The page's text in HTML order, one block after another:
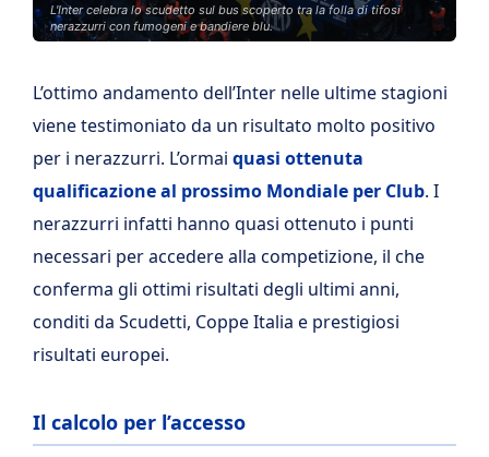
L'Inter celebra lo scudetto sul bus scoperto tra la folla di tifosi
nerazzurri con fumogeni e bandiere blu.
L’ottimo andamento dell’Inter nelle ultime stagioni
viene testimoniato da un risultato molto positivo
per i nerazzurri. L’ormai quasi ottenuta
qualificazione al prossimo Mondiale per Club. I
nerazzurri infatti hanno quasi ottenuto i punti
necessari per accedere alla competizione, il che
conferma gli ottimi risultati degli ultimi anni,
conditi da Scudetti, Coppe Italia e prestigiosi
risultati europei.
Il calcolo per l’accesso